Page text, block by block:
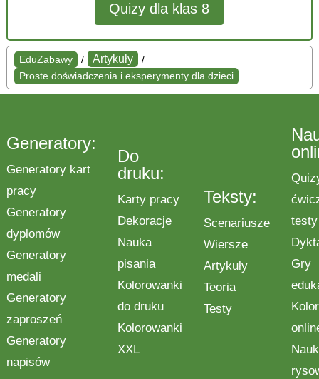
Quizy dla klas 8
EduZabawy / Artykuły
/
Proste doświadczenia i eksperymenty dla dzieci
Generatory:
Generatory kart
pracy
Generatory
dyplomów
Generatory
medali
Generatory
zaproszeń
Generatory
napisów
Do
druku:
Karty pracy
Dekoracje
Nauka
pisania
Kolorowanki
do druku
Kolorowanki
XXL
Teksty:
Scenariusze
Wiersze
Artykuły
Teoria
Testy
testy
Gry